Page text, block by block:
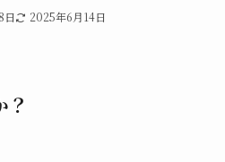
日 2025年6月14日